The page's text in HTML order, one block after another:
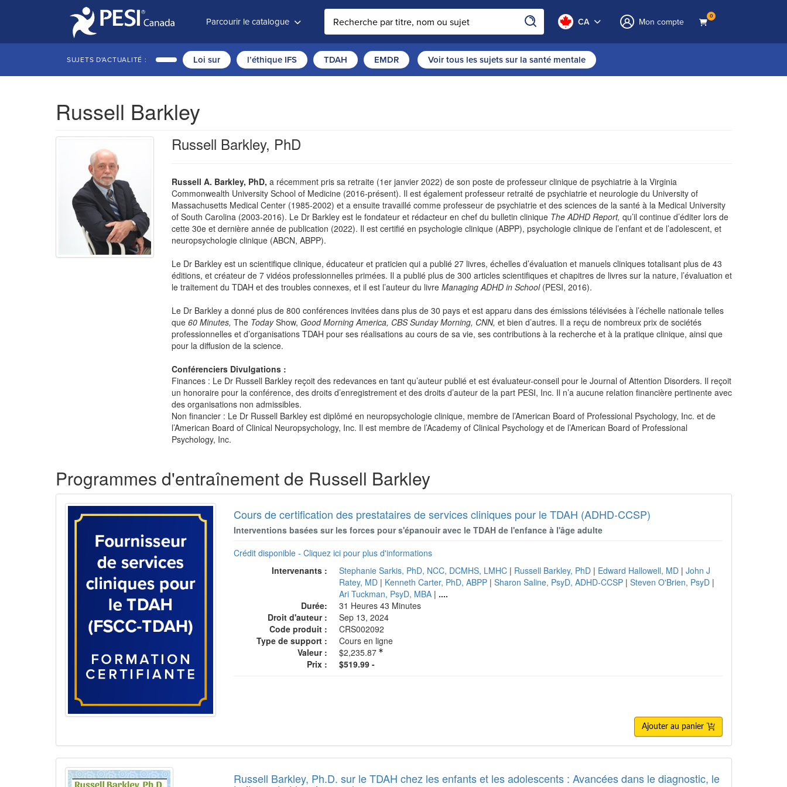
Parcourir le catalogue CA Mon compte 0
SUJETS D'ACTUALITÉ : Loi sur l’éthique IFS TDAH EMDR Voir tous les sujets sur la santé mentale
Russell Barkley
Russell Barkley, PhD
Russell A. Barkley, PhD, a récemment pris sa retraite (1er janvier 2022) de son poste de professeur clinique de psychiatrie à la Virginia
Commonwealth University School of Medicine (2016-présent). Il est également professeur retraité de psychiatrie et neurologie du University of
Massachusetts Medical Center (1985-2002) et a ensuite travaillé comme professeur de psychiatrie et des sciences de la santé à la Medical University
of South Carolina (2003-2016). Le Dr Barkley est le fondateur et rédacteur en chef du bulletin clinique The ADHD Report, qu’il continue d’éditer lors de
cette 30e et dernière année de publication (2022). Il est certifié en psychologie clinique (ABPP), psychologie clinique de l’enfant et de l’adolescent, et
neuropsychologie clinique (ABCN, ABPP).
Le Dr Barkley est un scientifique clinique, éducateur et praticien qui a publié 27 livres, échelles d’évaluation et manuels cliniques totalisant plus de 43
éditions, et créateur de 7 vidéos professionnelles primées. Il a publié plus de 300 articles scientifiques et chapitres de livres sur la nature, l’évaluation et
le traitement du TDAH et des troubles connexes, et il est l’auteur du livre Managing ADHD in School(PESI, 2016).
Le Dr Barkley a donné plus de 800 conférences invitées dans plus de 30 pays et est apparu dans des émissions télévisées à l’échelle nationale telles
que 60 Minutes, The TodayShow, Good Morning America, CBS Sunday Morning, CNN, et bien d’autres. Il a reçu de nombreux prix de sociétés
professionnelles et d’organisations TDAH pour ses réalisations au cours de sa vie, ses contributions à la recherche et à la pratique clinique, ainsi que
pour la diffusion de la science.
Conférenciers Divulgations :
Finances : Le Dr Russell Barkley reçoit des redevances en tant qu’auteur publié et est évaluateur-conseil pour le Journal of Attention Disorders. Il reçoit
un honoraire pour la conférence, des droits d’enregistrement et des droits d’auteur de la part PESI, Inc. Il n’a aucune relation financière pertinente avec
des organisations non admissibles.
Non financier : Le Dr Russell Barkley est diplômé en neuropsychologie clinique, membre de l’American Board of Professional Psychology, Inc. et de
l’American Board of Clinical Neuropsychology, Inc. Il est membre de l’Academy of Clinical Psychology et de l’American Board of Professional
Psychology, Inc.
Programmes d'entraînement de Russell Barkley
Cours de certification des prestataires de services cliniques pour le TDAH (ADHD-CCSP)
Interventions basées sur les forces pour s'épanouir avec le TDAH de l'enfance à l'âge adulte
Crédit disponible - Cliquez ici pour plus d'informations
Intervenants :
Stephanie Sarkis, PhD, NCC, DCMHS, LMHC | Russell Barkley, PhD | Edward Hallowell, MD |John J
Ratey, MD | Kenneth Carter, PhD, ABPP |Sharon Saline, PsyD, ADHD-CCSP |Steven O'Brien, PsyD |
Ari Tuckman, PsyD, MBA | ....
Durée:
31 Heures 43 Minutes
Droit d'auteur :
Sep 13, 2024
Code produit :
CRS002092
Type de support :
Cours en ligne
Valeur :
$2,235.87
Prix :
$519.99 -
Ajouter au panier
Russell Barkley, Ph.D. sur le TDAH chez les enfants et les adolescents : Avancées dans le diagnostic, le